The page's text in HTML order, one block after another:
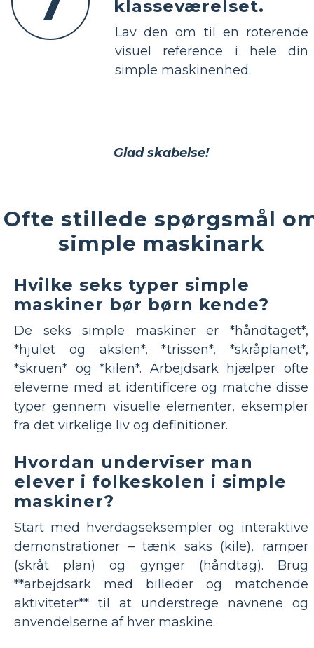
klasseværelset.
Lav den om til en roterende
visuel reference i hele din
simple maskinenhed.
Glad skabelse!
Ofte stillede spørgsmål
simple maskinark
Hvilke seks typer simple
maskiner bør børn kende?
De seks simple maskiner er *håndtaget*,
*hjulet og akslen*, *trissen*, *skråplanet*,
*skruen* og *kilen*. Arbejdsark hjælper ofte
eleverne med at identificere og matche disse
typer gennem visuelle elementer, eksempler
fra det virkelige liv og definitioner.
Hvordan underviser man
elever i folkeskolen i simple
maskiner?
Start med hverdagseksempler og interaktive
demonstrationer – tænk saks (kile), ramper
(skråt plan) og gynger (håndtag). Brug
**arbejdsark med billeder og matchende
aktiviteter** til at understrege navnene og
anvendelserne af hver maskine.